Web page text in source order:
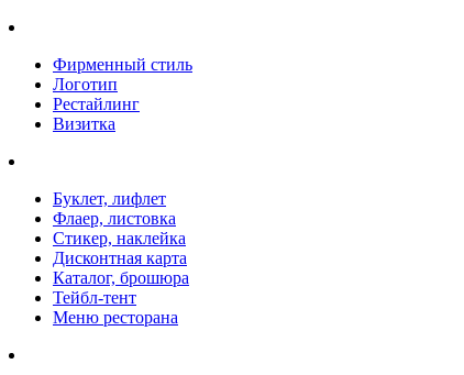
Фирменный стиль
Логотип
Рестайлинг
Визитка
Буклет, лифлет
Флаер, листовка
Стикер, наклейка
Дисконтная карта
Каталог, брошюра
Тейбл-тент
Меню ресторана